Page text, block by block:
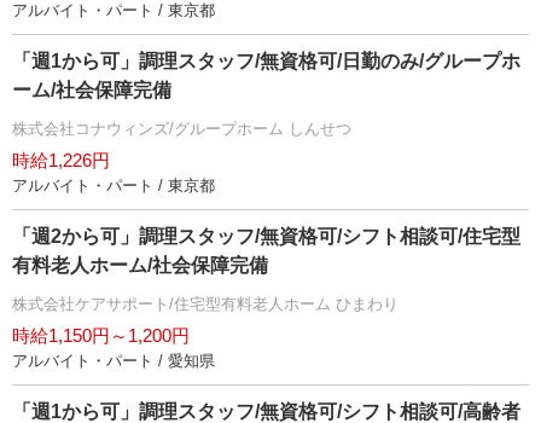
アルバイト・パート / 東京都
「週1から可」調理スタッフ/無資格可/日勤のみ/グループホ
ーム/社会保障完備
株式会社コナウィンズ/グループホーム しんせつ
時給1,226円
アルバイト・パート / 東京都
「週2から可」調理スタッフ/無資格可/シフト相談可/住宅型
有料老人ホーム/社会保障完備
株式会社ケアサポート/住宅型有料老人ホーム ひまわり
時給1,150円～1,200円
アルバイト・パート / 愛知県
「週1から可」調理スタッフ/無資格可/シフト相談可/高齢者